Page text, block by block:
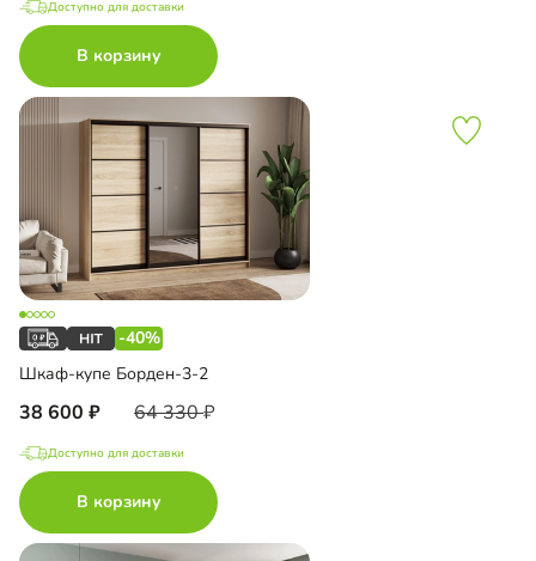
Доступно для доставки
В корзину
-40%
Шкаф-купе Борден-3-2
38 600 64 330
Доступно для доставки
В корзину